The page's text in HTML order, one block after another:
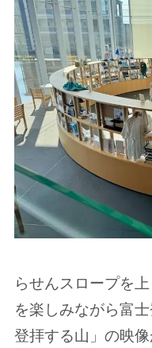
らせんスロープを
を楽しみながら富
登拝する山」の映像